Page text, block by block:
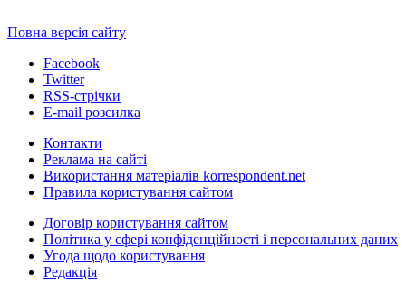
Повна версія сайту
Facebook
Twitter
RSS-стрічки
E-mail розсилка
Контакти
Реклама на сайті
Використання матеріалів korrespondent.net
Правила користування сайтом
Договір користування сайтом
Політика у сфері конфіденційності і персональних даних
Угода щодо користування
Редакція